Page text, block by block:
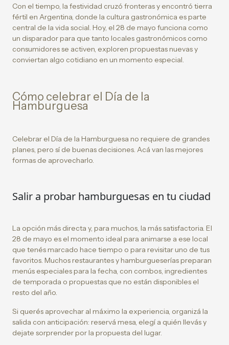
Con el tiempo, la festividad cruzó fronteras y encontró tierra
fértil en Argentina, donde la cultura gastronómica es parte
central de la vida social. Hoy, el 28 de mayo funciona como
un disparador para que tanto locales gastronómicos como
consumidores se activen, exploren propuestas nuevas y
conviertan algo cotidiano en un momento especial.
Cómo celebrar el Día de la
Hamburguesa
Celebrar el Día de la Hamburguesa no requiere de grandes
planes, pero sí de buenas decisiones. Acá van las mejores
formas de aprovecharlo.
Salir a probar hamburguesas en tu ciudad
La opción más directa y, para muchos, la más satisfactoria. El
28 de mayo es el momento ideal para animarse a ese local
que tenés marcado hace tiempo o para revisitar uno de tus
favoritos. Muchos restaurantes y hamburgueserías preparan
menús especiales para la fecha, con combos, ingredientes
de temporada o propuestas que no están disponibles el
resto del año.
Si querés aprovechar al máximo la experiencia, organizá la
salida con anticipación: reservá mesa, elegí a quién llevás y
dejate sorprender por la propuesta del lugar.